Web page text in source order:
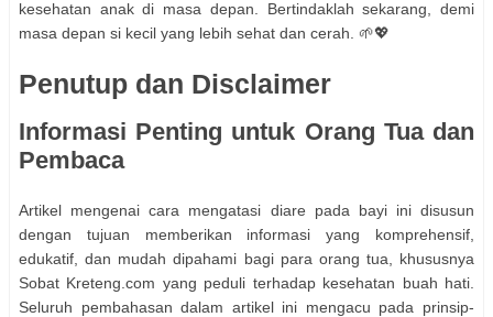
kesehatan anak di masa depan. Bertindaklah sekarang, demi
masa depan si kecil yang lebih sehat dan cerah. 🌱💖
Penutup dan Disclaimer
Informasi Penting untuk Orang Tua dan
Pembaca
Artikel mengenai cara mengatasi diare pada bayi ini disusun
dengan tujuan memberikan informasi yang komprehensif,
edukatif, dan mudah dipahami bagi para orang tua, khususnya
Sobat Kreteng.com yang peduli terhadap kesehatan buah hati.
Seluruh pembahasan dalam artikel ini mengacu pada prinsip-